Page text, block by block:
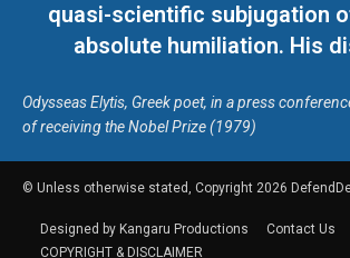
quasi-scientific subjugation
absolute humiliation. His
Odysseas Elytis, Greek poet, in a press
of receiving the Nobel Prize (1979)
© Unless otherwise stated, Copyright 2026
Designed by Kangaru Productions
Contact Us
COPYRIGHT & DISCLAIMER